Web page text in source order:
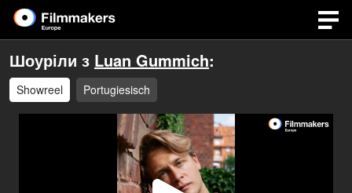
Шоуріли з Luan Gummich:
Showreel Portugiesisch